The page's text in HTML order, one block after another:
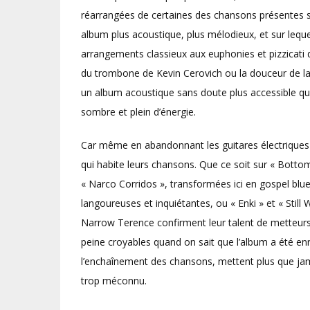
réarrangées de certaines des chansons
album plus acoustique, plus mélodieux, et sur
arrangements classieux aux euphonies et
du trombone de Kevin Cerovich ou la douceur de
un album acoustique sans doute plus accessible
sombre et plein d’énergie.
Car même en abandonnant les guitares
qui habite leurs chansons. Que ce soit sur «
« Narco Corridos », transformées ici en gospel
langoureuses et inquiétantes, ou « Enki » et « Still
Narrow Terence confirment leur talent de
peine croyables quand on sait que l’album a été
l’enchaînement des chansons, mettent plus que
trop méconnu.